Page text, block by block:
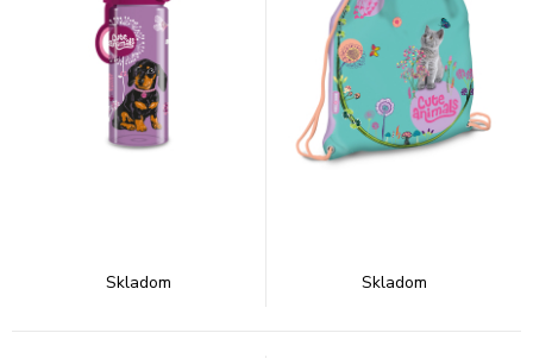
Skladom Skladom